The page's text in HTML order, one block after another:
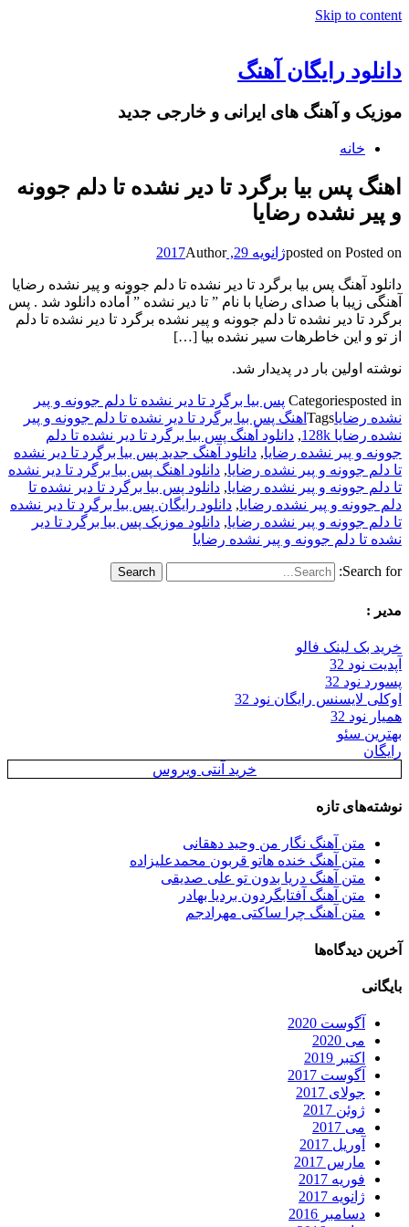
Skip to content
دانلود رایگان آهنگ
موزیک و آهنگ های ایرانی و خارجی جدید
خانه
اهنگ پس بیا برگرد تا دیر نشده تا دلم جوونه
و پیر نشده رضایا
posted on Posted on ژانویه 29, 2017 Author
دانلود آهنگ پس بیا برگرد تا دیر نشده تا دلم جوونه و پیر نشده رضایا
آهنگی زیبا با صدای رضایا با نام ” تا دیر نشده ” آماده دانلود شد . پس
برگرد تا دیر نشده تا دلم جوونه و پیر نشده برگرد تا دیر نشده تا دلم
از تو و این خاطرهات سیر نشده بیا […]
نوشته اولین بار در پدیدار شد.
Categoriesposted in
پس بیا برگرد تا دیر نشده تا دلم جوونه و پیر
نشده رضایاTags اهنگ پس بیا برگرد تا دیر نشده تا دلم جوونه و پیر
نشده رضایا 128k
, دانلود آهنگ پس بیا برگرد تا دیر نشده تا دلم
جوونه و پیر نشده رضایا, دانلود آهنگ جدید پس بیا برگرد تا دیر نشده
تا دلم جوونه و پیر نشده رضایا, دانلود اهنگ پس بیا برگرد تا دیر نشده
تا دلم جوونه و پیر نشده رضایا, دانلود پس بیا برگرد تا دیر نشده تا
دلم جوونه و پیر نشده رضایا, دانلود رایگان پس بیا برگرد تا دیر نشده
تا دلم جوونه و پیر نشده رضایا, دانلود موزیک پس بیا برگرد تا دیر
نشده تا دلم جوونه و پیر نشده رضایا
Search for:
مدیر :
خرید بک لینک فالو
آپدیت نود 32
پسورد نود 32
اوکلی لایسنس رایگان نود 32
همیار نود 32
بهترین سئو
رایگان
خرید آنتی ویروس
نوشته‌های تازه
متن آهنگ نگار من وحید دهقانی
متن آهنگ خنده هاتو قربون محمدعلیزاده
متن آهنگ دریا بدون تو علی صدیقی
متن آهنگ آفتابگردون بردیا بهادر
متن آهنگ چرا ساکتی مهرادجم
آخرین دیدگاه‌ها
بایگانی
آگوست 2020
می 2020
اکتبر 2019
آگوست 2017
جولای 2017
ژوئن 2017
می 2017
آوریل 2017
مارس 2017
فوریه 2017
ژانویه 2017
دسامبر 2016